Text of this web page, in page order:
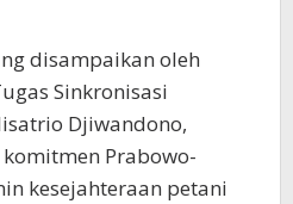
disampaikan oleh
Sinkronisasi
Djiwandono,
Prabowo-
kesejahteraan petani